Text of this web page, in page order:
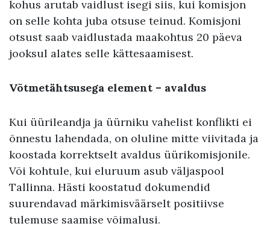
kohus arutab vaidlust isegi siis, kui komisjon
on selle kohta juba otsuse teinud. Komisjoni
otsust saab vaidlustada maakohtus 20 päeva
jooksul alates selle kättesaamisest.
Võtmetähtsusega element – avaldus
Kui üürileandja ja üürniku vahelist konflikti ei
õnnestu lahendada, on oluline mitte viivitada ja
koostada korrektselt avaldus üürikomisjonile.
Või kohtule, kui eluruum asub väljaspool
Tallinna. Hästi koostatud dokumendid
suurendavad märkimisväärselt positiivse
tulemuse saamise võimalusi.